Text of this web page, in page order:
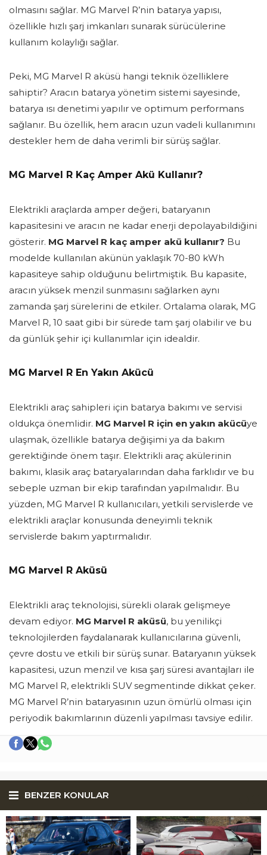
olmasını sağlar. MG Marvel R’nin batarya yapısı,
özellikle hızlı şarj imkanları sunarak sürücülerine
kullanım kolaylığı sağlar.
Peki, MG Marvel R aküsü hangi teknik özelliklere
sahiptir? Aracın batarya yönetim sistemi sayesinde,
batarya ısı denetimi yapılır ve optimum performans
sağlanır. Bu özellik, hem aracın uzun vadeli kullanımını
destekler hem de daha verimli bir sürüş sağlar.
MG Marvel R Kaç Amper Akü Kullanır?
Elektrikli araçlarda amper değeri, bataryanın
kapasitesini ve aracın ne kadar enerji depolayabildiğini
gösterir. MG Marvel R kaç amper akü kullanır? Bu
modelde kullanılan akünün yaklaşık 70-80 kWh
kapasiteye sahip olduğunu belirtmiştik. Bu kapasite,
aracın yüksek menzil sunmasını sağlarken aynı
zamanda şarj sürelerini de etkiler. Ortalama olarak, MG
Marvel R, 10 saat gibi bir sürede tam şarj olabilir ve bu
da günlük şehir içi kullanımlar için idealdir.
MG Marvel R En Yakın Akücü
Elektrikli araç sahipleri için batarya bakımı ve servisi
oldukça önemlidir. MG Marvel R için en yakın akücüye
ulaşmak, özellikle batarya değişimi ya da bakım
gerektiğinde önem taşır. Elektrikli araç akülerinin
bakımı, klasik araç bataryalarından daha farklıdır ve bu
sebeple uzman bir ekip tarafından yapılmalıdır. Bu
yüzden, MG Marvel R kullanıcıları, yetkili servislerde ve
elektrikli araçlar konusunda deneyimli teknik
servislerde bakım yaptırmalıdır.
MG Marvel R Aküsü
Elektrikli araç teknolojisi, sürekli olarak gelişmeye
devam ediyor. MG Marvel R aküsü, bu yenilikçi
teknolojilerden faydalanarak kullanıcılarına güvenli,
çevre dostu ve etkili bir sürüş sunar. Bataryanın yüksek
kapasitesi, uzun menzil ve kısa şarj süresi avantajları ile
MG Marvel R, elektrikli SUV segmentinde dikkat çeker.
MG Marvel R’nin bataryasının uzun ömürlü olması için
periyodik bakımlarının düzenli yapılması tavsiye edilir.
BENZER KONULAR